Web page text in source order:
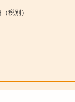
税別）